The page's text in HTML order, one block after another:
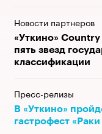
Новости партнеров
«Уткино»
пять звезд
классификации
Пресс-релизы
В «Уткино»
гастрофест